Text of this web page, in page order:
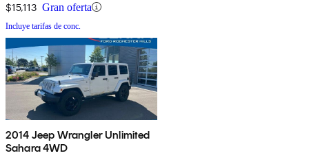
$15,113 Gran oferta
Incluye tarifas de conc.
2014 Jeep Wrangler Unlimited
Sahara 4WD